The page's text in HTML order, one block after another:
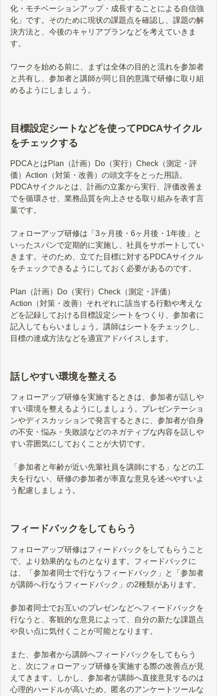
化・モチベーションアップ・成長することによる自信強
化」です。そのために現状の課題点を確認し、課題の解
決方法と、今後のキャリアプランなどを考えていきま
す。
ワークを始める前に、まずは全体の目的と流れを参加者
と共有し、参加者と講師が同じ目的意識で研修に取り組
めるようにしましょう。
目標設定シートなどを使ってPDCAサイクル
をチェックする
PDCAとはPlan（計画）Do（実行）Check（測定・評
価）Action（対策・改善）の頭文字をとった用語。
PDCAサイクルとは、計画の立案から実行、評価改善ま
でを循環させ、業務品質を向上させる取り組みを表す言
葉です。
フォローアップ研修は「3ヶ月後・6ヶ月後・1年後」と
いったスパンで定期的に実施し、社員をサポートしてい
きます。そのため、立てた目標に対するPDCAサイクル
をチェックできるようにしておく必要があるのです。
Plan（計画）Do（実行）Check（測定・評価）
Action（対策・改善）それぞれに該当する行動や考えな
どを記録しておける目標設定シートをつくり、参加者に
記入してもらいましょう。講師はシートをチェックし、
目標の達成方法などを適宜アドバイスします。
話しやすい環境を整える
フォローアップ研修を実施するときは、参加者が話しや
すい環境を整えるようにしましょう。プレゼンテーショ
ンやディスカッションで発言するときに、参加者が自身
の不安・悩み・失敗談などのネガティブな内容を話しや
すい雰囲気にしておくことが大切です。
「参加者と年齢が近い先輩社員を講師にする」などの工
夫を行ない、研修の参加者が率直な意見を述べやすいよ
う配慮しましょう。
フィードバックをしてもらう
フォローアップ研修はフィードバックをしてもらうこと
で、より効果的なものとなります。フィードバックに
は、「参加者同士で行なうフィードバック」と「参加者
が講師へ行なうフィードバック」の2種類があります。
参加者同士でお互いのプレゼンなどへフィードバックを
行なうと、客観的な意見によって、自分の新たな課題点
や良い点に気付くことが可能となります。
また、参加者から講師へフィードバックをしてもらう
と、次にフォローアップ研修を実施する際の改善点が見
えてきます。しかし、参加者が講師へ直接意見するのは
心理的ハードルが高いため、匿名のアンケートツールな